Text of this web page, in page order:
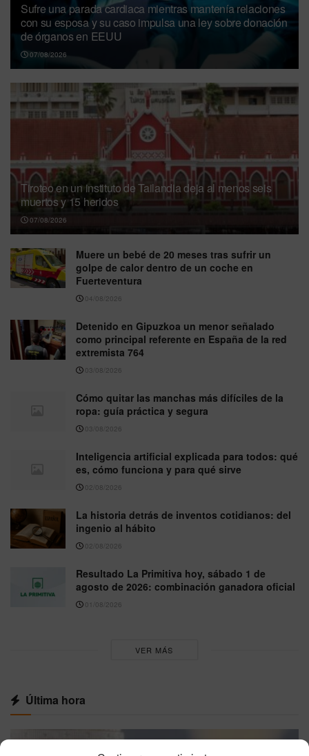
Sufre una parada cardiaca mientras mantenía relaciones
con su esposa y su caso impulsa una ley sobre donación
de órganos en EEUU
07/08/2026
Tiroteo en un instituto de Tailandia deja al menos seis
muertos y 15 heridos
07/08/2026
Muere un bebé de 20 meses tras sufrir un
golpe de calor dentro de un coche en
Fuerteventura
04/08/2026
Detenido en Gipuzkoa un menor señalado
como principal referente en España de la red
extremista 764
03/08/2026
Cómo quitar las manchas más difíciles de la
ropa: guía práctica y segura
03/08/2026
Inteligencia artificial explicada para todos: qué
es, cómo funciona y para qué sirve
02/08/2026
La historia detrás de inventos cotidianos: del
ingenio al hábito
02/08/2026
Resultado La Primitiva hoy, sábado 1 de
agosto de 2026: combinación ganadora oficial
01/08/2026
VER MÁS
Última hora